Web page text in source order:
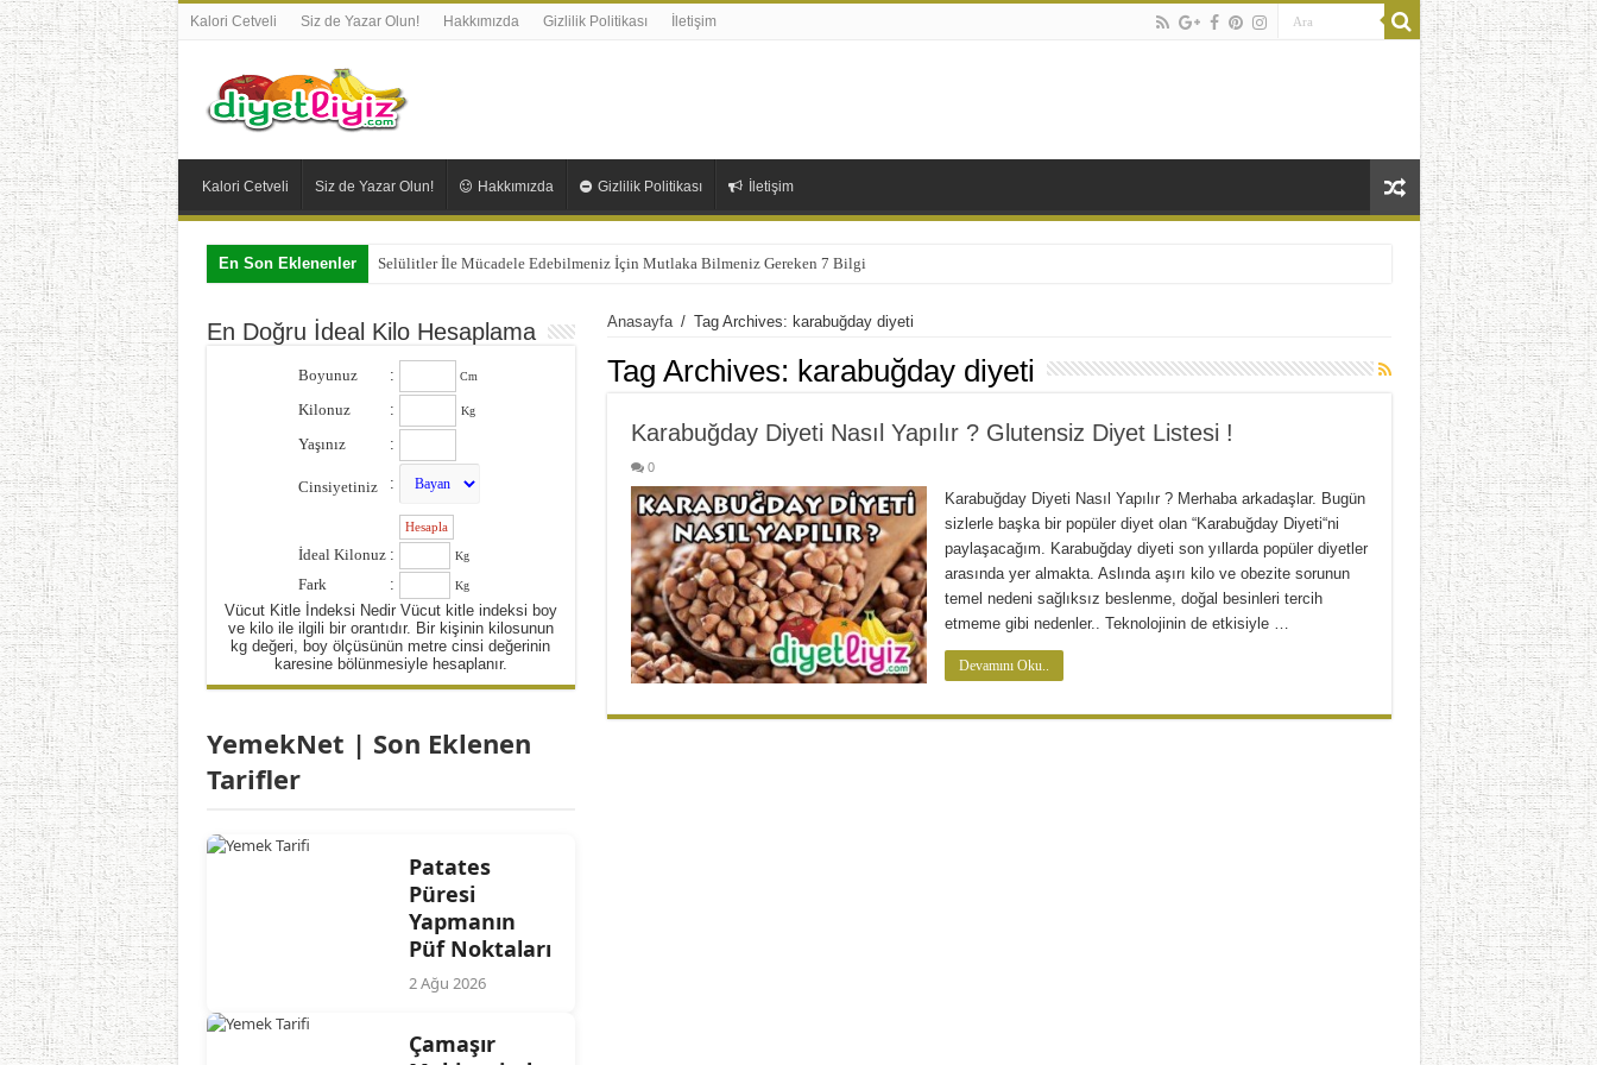
Kalori Cetveli Siz de Yazar Olun! Hakkımızda Gizlilik Politikası İletişim
Kalori Cetveli Siz de Yazar Olun! Hakkımızda Gizlilik Politikası İletişim
En Son Eklenenler Selülitler İle Mücadele Edebilmeniz İçin Mutlaka Bilmeniz Gereken 7 Bilgi
Anasayfa / Tag Archives: karabuğday diyeti
Tag Archives: karabuğday diyeti
Karabuğday Diyeti Nasıl Yapılır ? Glutensiz Diyet Listesi !
0
Karabuğday Diyeti Nasıl Yapılır ? Merhaba arkadaşlar. Bugün
sizlerle başka bir popüler diyet olan “Karabuğday Diyeti“ni
paylaşacağım. Karabuğday diyeti son yıllarda popüler diyetler
arasında yer almakta. Aslında aşırı kilo ve obezite sorunun
temel nedeni sağlıksız beslenme, doğal besinleri tercih
etmeme gibi nedenler.. Teknolojinin de etkisiyle …
Devamını Oku..
En Doğru İdeal Kilo Hesaplama
Boyunuz : Cm
Kilonuz : Kg
Yaşınız :
Cinsiyetiniz :
İdeal Kilonuz : Kg
Fark : Kg
Vücut Kitle İndeksi Nedir Vücut kitle indeksi boy
ve kilo ile ilgili bir orantıdır. Bir kişinin kilosunun
kg değeri, boy ölçüsünün metre cinsi değerinin
karesine bölünmesiyle hesaplanır.
YemekNet | Son Eklenen
Tarifler
Patates
Püresi
Yapmanın
Püf Noktaları
2 Ağu 2026
Çamaşır